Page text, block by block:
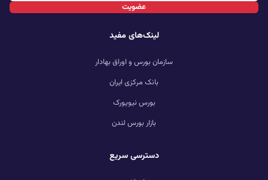
عضویت
لینک‌های مفید
سازمان بورس و اوراق بهادار
بانک مرکزی ایران
بورس نیویورک
بازار بورس لندن
دسترسی سریع